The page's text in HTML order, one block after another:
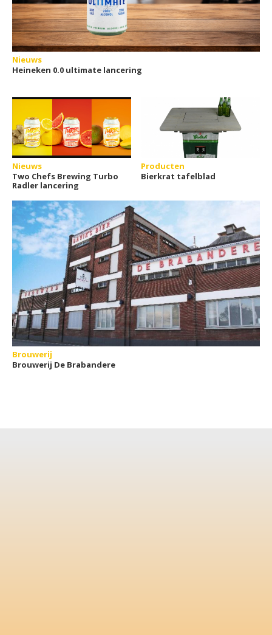
Nieuws
Heineken 0.0 ultimate lancering
Nieuws
Two Chefs Brewing Turbo
Radler lancering
Producten
Bierkrat tafelblad
Brouwerij
Brouwerij De Brabandere